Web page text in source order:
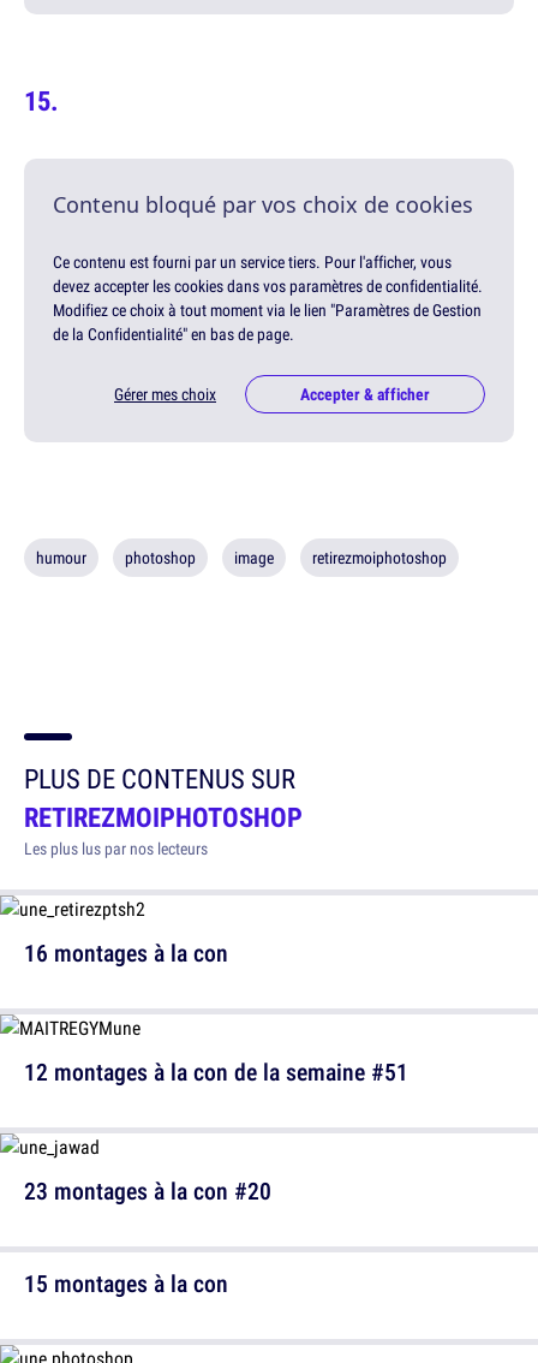
Contenu bloqué par vos choix de cookies
Ce contenu est fourni par un service tiers. Pour l'afficher, vous
devez accepter les cookies dans vos paramètres de confidentialité.
Modifiez ce choix à tout moment via le lien "Paramètres de Gestion
de la Confidentialité" en bas de page.
Gérer mes choix Accepter & afficher
humour photoshop image retirezmoiphotoshop
PLUS DE CONTENUS SUR
RETIREZMOIPHOTOSHOP
Les plus lus par nos lecteurs
16 montages à la con
23 montages à la con #20
12 montages à la con de la semaine #51
15 montages à la con